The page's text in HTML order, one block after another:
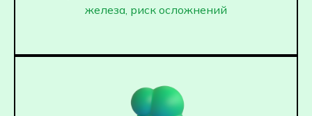
железа, риск осложнений